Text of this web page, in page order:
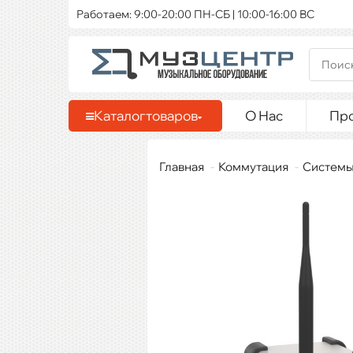
Работаем: 9:00-20:00 ПН-СБ | 10:00-16:00 ВС
Каталогтоваров О Нас
Главная Коммутация